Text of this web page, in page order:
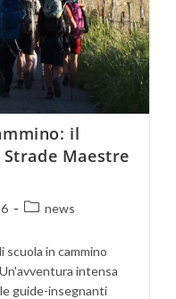
il
Maestre
news
scuola in cammino
intensa
guide-insegnanti